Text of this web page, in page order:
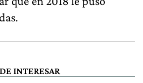
INTERESAR